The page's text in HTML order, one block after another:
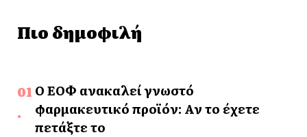
Πιο δημοφιλή
Ο ΕΟΦ ανακαλεί γνωστό
φαρμακευτικό προϊόν: Αν το έχετε
πετάξτε το